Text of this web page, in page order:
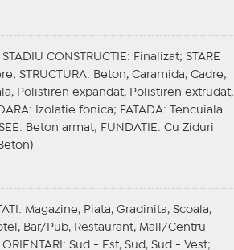
STADIU CONSTRUCTIE : Finalizat; STARE
STRUCTURA: Beton, Caramida, Cadre;
Polistiren expandat, Polistiren extrudat,
: Izolatie fonica; FATADA: Tencuiala
: Beton armat; FUNDATIE : Cu Ziduri
: Magazine, Piata, Gradinita, Scoala,
Bar/Pub, Restaurant, Mall/Centru
ORIENTARI : Sud - Est, Sud, Sud - Vest;